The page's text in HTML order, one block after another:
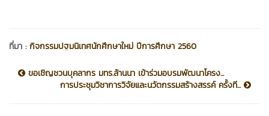
ที่มา :กิจกรรมปฐมนิเทศนักศึกษาใหม่ ปีการศึกษา 2560
ขอเชิญชวนบุคลากร มทร.ล้านนา เข้าร่วมอบรมพัฒนาโครง...
การประชุมวิชาการวิจัยและนวัตกรรมสร้างสรรค์ ครั้งที...